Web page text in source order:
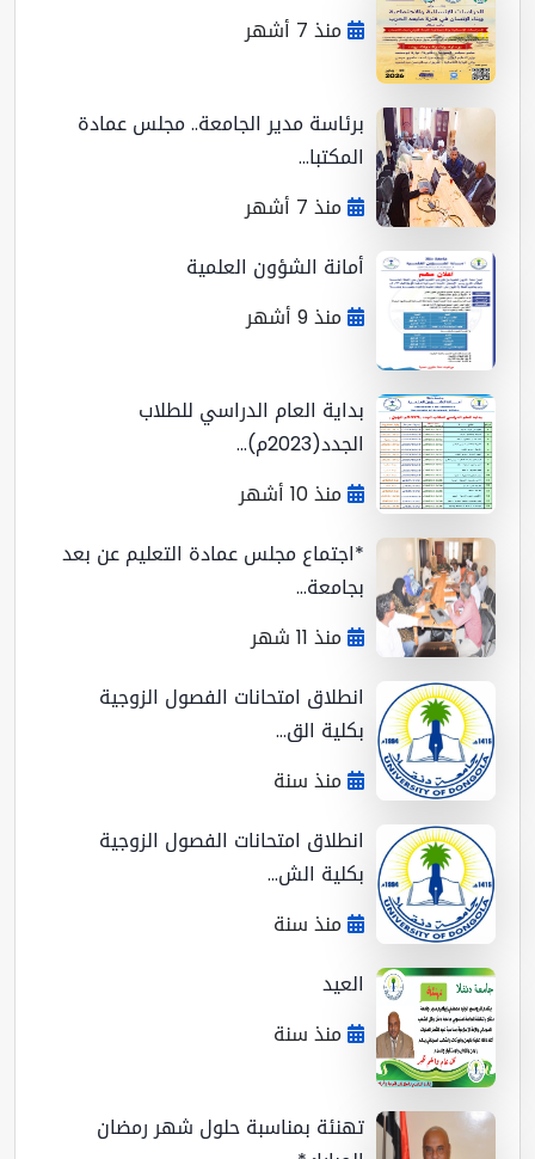
منذ 7 أشهر
برئاسة مدير الجامعة.. مجلس عمادة
المكتبا...
منذ 7 أشهر
أمانة الشؤون العلمية
منذ 9 أشهر
بداية العام الدراسي للطلاب
الجدد(2023م)...
منذ 10 أشهر
*اجتماع مجلس عمادة التعليم عن بعد
بجامعة...
منذ 11 شهر
انطلاق امتحانات الفصول الزوجية
بكلية الق...
منذ سنة
انطلاق امتحانات الفصول الزوجية
بكلية الش...
منذ سنة
العيد
منذ سنة
تهنئة بمناسبة حلول شهر رمضان